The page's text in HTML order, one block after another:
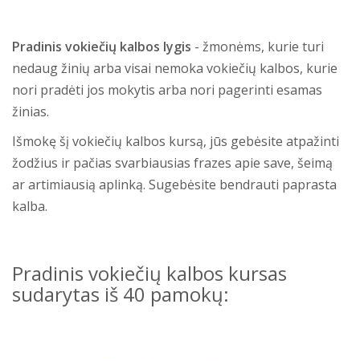
Pradinis vokiečių kalbos lygis - žmonėms, kurie turi
nedaug žinių arba visai nemoka vokiečių kalbos, kurie
nori pradėti jos mokytis arba nori pagerinti esamas
žinias.
Išmokę šį vokiečių kalbos kursą, jūs gebėsite atpažinti
žodžius ir pačias svarbiausias frazes apie save, šeimą
ar artimiausią aplinką. Sugebėsite bendrauti paprasta
kalba.
Pradinis vokiečių kalbos kursas
sudarytas iš 40 pamokų: